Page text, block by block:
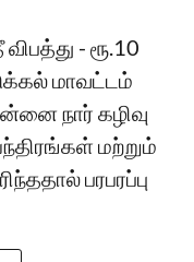
- ரூ.10
மாவட்டம்
நார் கழிவு
மற்றும்
பரபரப்பு